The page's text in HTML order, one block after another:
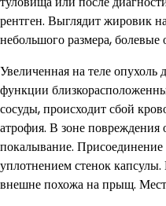
рентген. Выглядит жировик
небольшого размера,
Увеличенная на теле
функции
сосуды, происходит сбой
атрофия. В зоне
покалывание. Присоединение
уплотнением стенок
внешне похожа на прыщ.